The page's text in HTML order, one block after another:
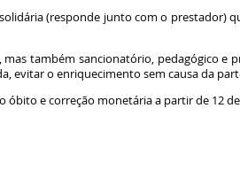
(responde junto com o prestador)
também sancionatório, pedagógico e
evitar o enriquecimento sem causa da
e correção monetária a partir de 12